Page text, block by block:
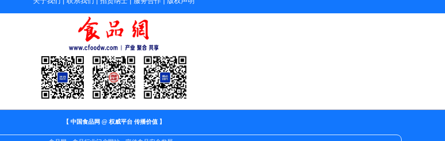
【 中国食品网 @ 权威平台 传播价值 】